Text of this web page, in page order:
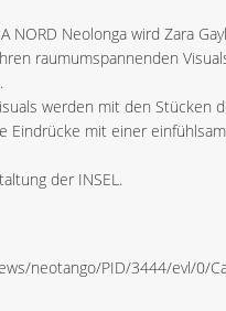
NORD Neolonga wird Zara
raumumspannenden
werden mit den Stücken
Eindrücke mit einer
der INSEL.
neotango/PID/3444/evl/0/